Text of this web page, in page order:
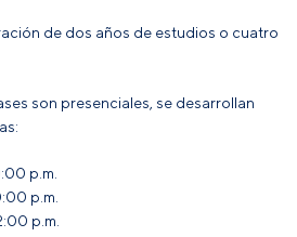
de dos años de estudios o cuatro
son presenciales, se desarrollan
p.m.
p.m.
p.m.